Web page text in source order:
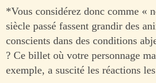
*Vous considérez donc comme «
siècle passé fassent grandir des
conscients dans des conditions
? Ce billet où votre personnage
exemple, a suscité les réactions